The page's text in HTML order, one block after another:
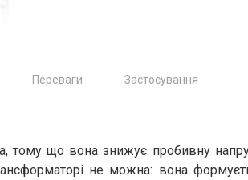
Переваги Застосування
що вона знижує пробивну
не можна: вона